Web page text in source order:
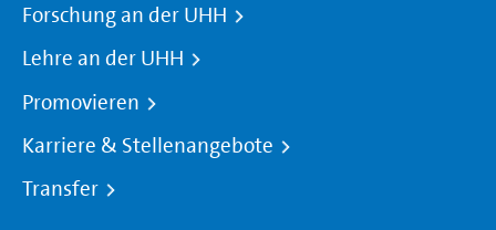
Forschung an der UHH
Lehre an der UHH
Promovieren
Karriere & Stellenangebote
Transfer